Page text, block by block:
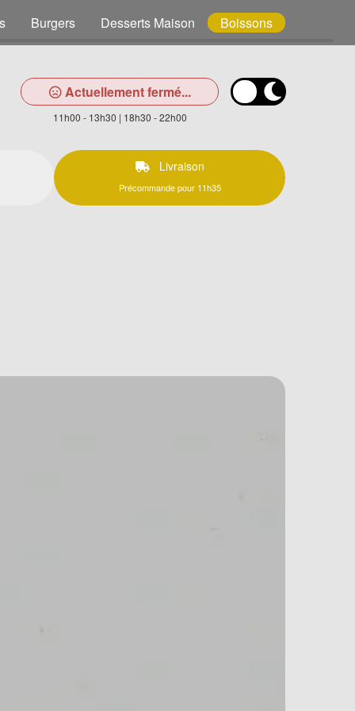
Burgers Desserts Maison Boissons
Actuellement fermé...
11h00 - 13h30 | 18h30 - 22h00
Livraison
Précommande pour 11h35